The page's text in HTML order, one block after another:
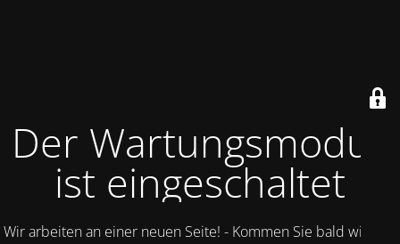
Der Wartungsmodus
ist eingeschaltet
Wir arbeiten an einer neuen Seite! - Kommen Sie bald wieder.